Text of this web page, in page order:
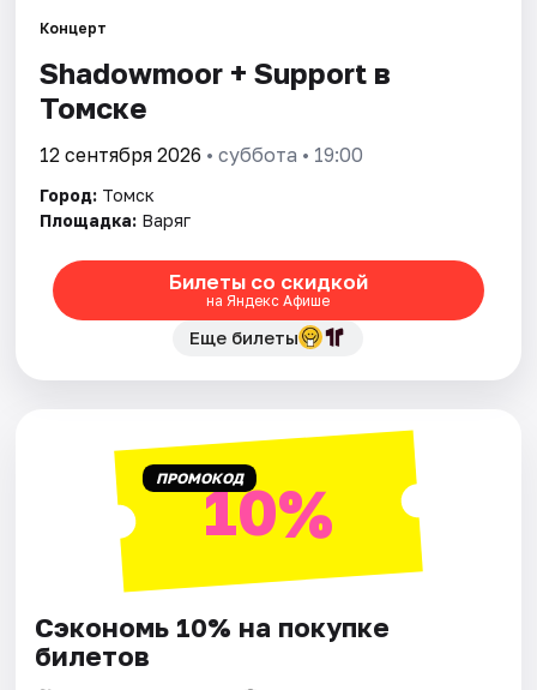
Площадки
Артисты
Концерт
Shadowmoor + Support в
Томске
12 сентября 2026 • суббота • 19:00
Город: Томск
Площадка: Варяг
Билеты со скидкой
на Яндекс Афише
Еще билеты
ПРОМОКОД10%
Сэкономь 10% на покупке
билетов